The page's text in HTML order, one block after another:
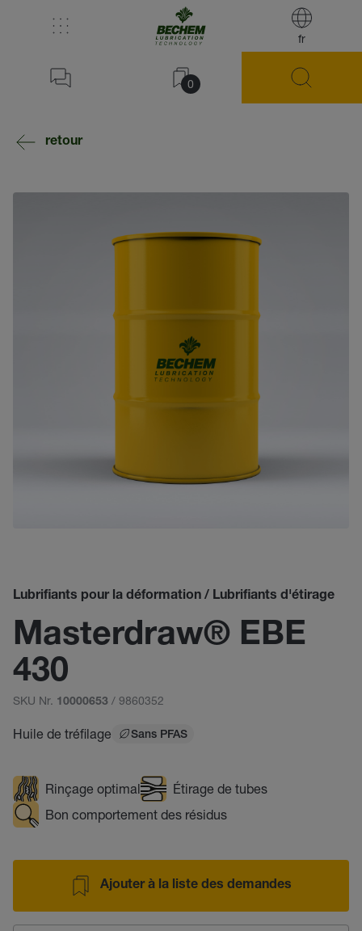
fr
0
retour
Lubrifiants pour la déformation / Lubrifiants d'étirage
Masterdraw® EBE
430
SKU Nr. 10000653 / 9860352
Huile de tréfilage Sans PFAS
Rinçage optimal
Étirage de tubes
Bon comportement des résidus
Ajouter à la liste des demandes